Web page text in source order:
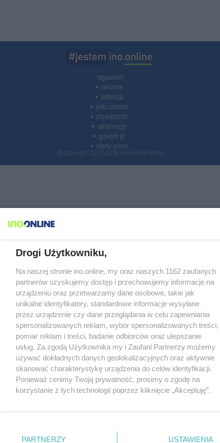
regulamin
reklama
redakcja
pliki cookies
prywatność
reklamacje
gowork.pl
oferty pracy
© copyright 2000-2026 Ino-online Media
Drogi Użytkowniku,
Na naszej stronie ino.online, my oraz naszych 1162 zaufanych
partnerów uzyskujemy dostęp i przechowujemy informacje na
urządzeniu oraz przetwarzamy dane osobowe, takie jak
unikalne identyfikatory, standardowe informacje wysyłane
przez urządzenie czy dane przeglądania w celu zapewniania
spersonalizowanych reklam, wybór spersonalizowanych treści,
pomiar reklam i treści, badanie odbiorców oraz ulepszanie
usług. Za zgodą Użytkownika my i Zaufani Partnerzy możemy
używać dokładnych danych geolokalizacyjnych oraz aktywnie
skanować charakterystykę urządzenia do celów identyfikacji.
Ponieważ cenimy Twoją prywatność, prosimy o zgodę na
korzystanie z tych technologii poprzez kliknięcie „Akceptuję”.
nie wymagają zgody użytkownika, ale masz prawo sprzeciwić
PARTNERZY USTAWIENIA